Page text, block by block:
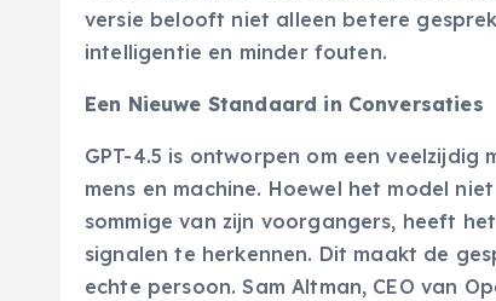
versie belooft niet alleen betere
intelligentie en minder fouten.
Een Nieuwe Standaard in Conversaties
GPT-4.5 is ontworpen om een
mens en machine. Hoewel het model
sommige van zijn voorgangers, heeft
signalen te herkennen. Dit maakt de
echte persoon. Sam Altman, CEO van